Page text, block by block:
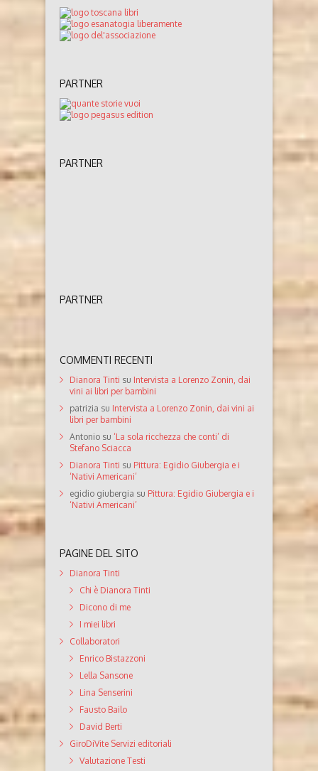
PARTNER
PARTNER
PARTNER
COMMENTI RECENTI
Dianora Tinti su Intervista a Lorenzo Zonin, dai
vini ai libri per bambini
patrizia su Intervista a Lorenzo Zonin, dai vini ai
libri per bambini
Antonio su ‘La sola ricchezza che conti’ di
Stefano Sciacca
Dianora Tinti su Pittura: Egidio Giubergia e i
‘Nativi Americani’
egidio giubergia su Pittura: Egidio Giubergia e i
‘Nativi Americani’
PAGINE DEL SITO
Dianora Tinti
Chi è Dianora Tinti
Dicono di me
I miei libri
Collaboratori
Enrico Bistazzoni
Lella Sansone
Lina Senserini
Fausto Bailo
David Berti
GiroDiVite Servizi editoriali
Valutazione Testi